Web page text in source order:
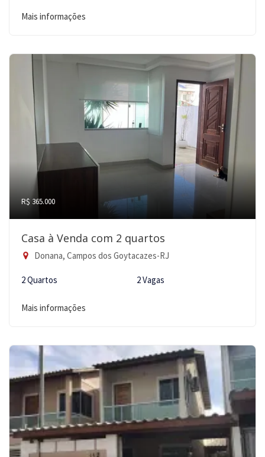
Mais informações
R$ 365.000
Casa à Venda com 2 quartos
Donana, Campos dos Goytacazes-RJ
2 Quartos 2 Vagas
Mais informações